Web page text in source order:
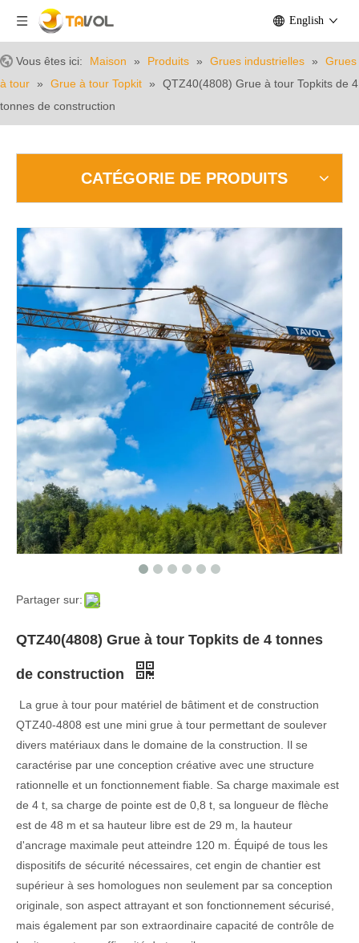
English
Vous êtes ici: Maison » Produits » Grues industrielles »
Grues
à tour » Grue à tour Topkit »
QTZ40(4808) Grue à tour Topkits de 4
tonnes de construction
CATÉGORIE DE PRODUITS
Partager sur:
QTZ40(4808) Grue à tour Topkits de 4 tonnes
de construction
La grue à tour pour matériel de bâtiment et de construction
QTZ40-4808 est une mini grue à tour permettant de soulever
divers matériaux dans le domaine de la construction. Il se
caractérise par une conception créative avec une structure
rationnelle et un fonctionnement fiable. Sa charge maximale est
de 4 t, sa charge de pointe est de 0,8 t, sa longueur de flèche
est de 48 m et sa hauteur libre est de 29 m, la hauteur
d'ancrage maximale peut atteindre 120 m. Équipé de tous les
dispositifs de sécurité nécessaires, cet engin de chantier est
supérieur à ses homologues non seulement par sa conception
originale, son aspect attrayant et son fonctionnement sécurisé,
mais également par son extraordinaire capacité de contrôle de